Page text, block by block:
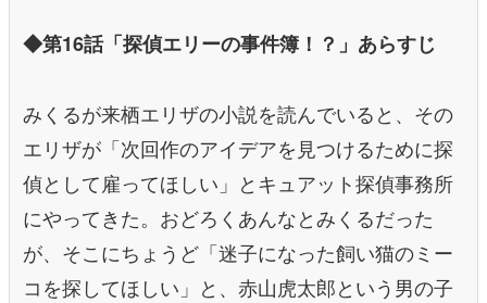
◆第16話「探偵エリーの事件簿！？」あらすじ
みくるが来栖エリザの小説を読んでいると、その
エリザが「次回作のアイデアを見つけるために探
偵として雇ってほしい」とキュアット探偵事務所
にやってきた。おどろくあんなとみくるだった
が、そこにちょうど「迷子になった飼い猫のミー
コを探してほしい」と、赤山虎太郎という男の子